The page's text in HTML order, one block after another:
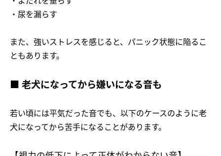
・尿を漏らす
また、強いストレスを感じると、パニック状態に陥るこ
ともあります。
■ 老犬になってから嫌いになる音も
若い頃には平気だった音でも、以下のケースのように老
犬になってから苦手になることがあります。